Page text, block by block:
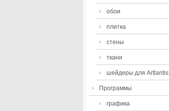
обои
плитка
стены
ткани
шейдеры для Artlantis
Программы
графика